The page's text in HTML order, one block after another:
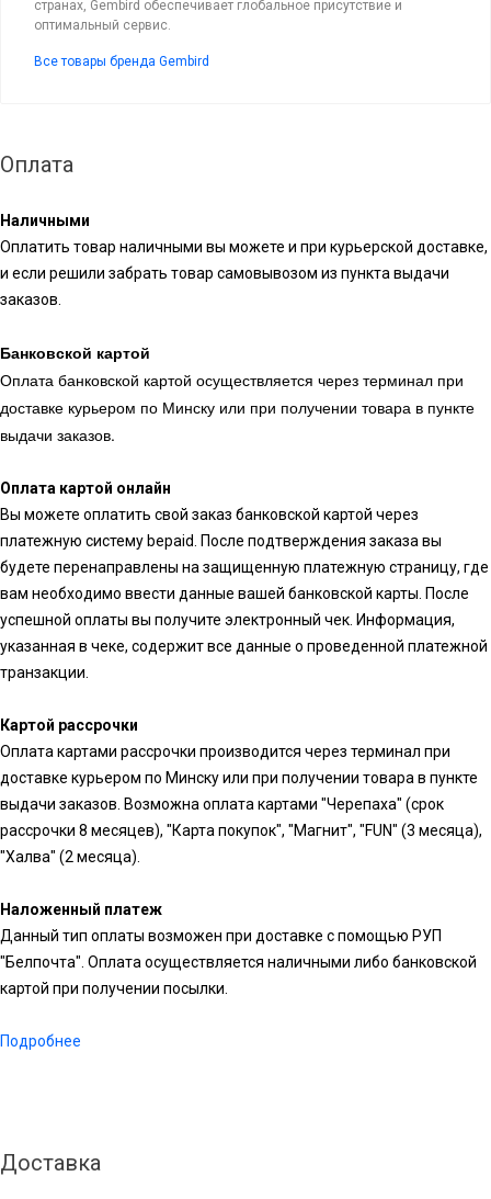
странах, Gembird обеспечивает глобальное присутствие и
оптимальный сервис.
Все товары бренда Gembird
Оплата
Наличными
Оплатить товар наличными вы можете и при курьерской доставке,
и если решили забрать товар самовывозом из пункта выдачи
заказов.
Банковской картой
Оплата банковской картой осуществляется через терминал при
доставке курьером по Минску или при получении товара в пункте
выдачи заказов.
Оплата картой онлайн
Вы можете оплатить свой заказ банковской картой через
платежную систему bepaid. После подтверждения заказа вы
будете перенаправлены на защищенную платежную страницу, где
вам необходимо ввести данные вашей банковской карты. После
успешной оплаты вы получите электронный чек. Информация,
указанная в чеке, содержит все данные о проведенной платежной
транзакции.
Картой рассрочки
Оплата картами рассрочки производится через терминал при
доставке курьером по Минску или при получении товара в пункте
выдачи заказов. Возможна оплата картами "Черепаха" (срок
рассрочки 8 месяцев), "Карта покупок", "Магнит", "FUN" (3 месяца),
"Халва" (2 месяца).
Наложенный платеж
Данный тип оплаты возможен при доставке с помощью РУП
"Белпочта". Оплата осуществляется наличными либо банковской
картой при получении посылки.
Подробнее
Доставка